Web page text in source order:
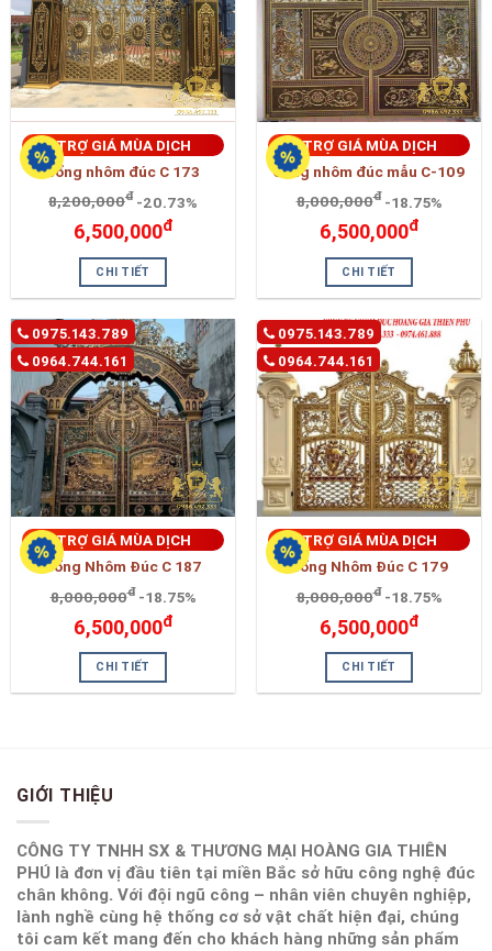
TRỢ GIÁ MÙA DỊCH
cổng nhôm đúc C 173
8,200,000đ -20.73%
6,500,000đ
CHI TIẾT
TRỢ GIÁ MÙA DỊCH
Cổng nhôm đúc mẫu C-109
8,000,000đ -18.75%
6,500,000đ
CHI TIẾT
0975.143.789
0964.744.161
TRỢ GIÁ MÙA DỊCH
Cổng Nhôm Đúc C 187
8,000,000đ -18.75%
6,500,000đ
CHI TIẾT
0975.143.789
0964.744.161
TRỢ GIÁ MÙA DỊCH
Cổng Nhôm Đúc C 179
8,000,000đ -18.75%
6,500,000đ
CHI TIẾT
GIỚI THIỆU
CÔNG TY TNHH SX & THƯƠNG MẠI HOÀNG GIA THIÊN
PHÚ là đơn vị đầu tiên tại miền Bắc sở hữu công nghệ đúc
chân không. Với đội ngũ công – nhân viên chuyên nghiệp,
lành nghề cùng hệ thống cơ sở vật chất hiện đại, chúng
tôi cam kết mang đến cho khách hàng những sản phẩm